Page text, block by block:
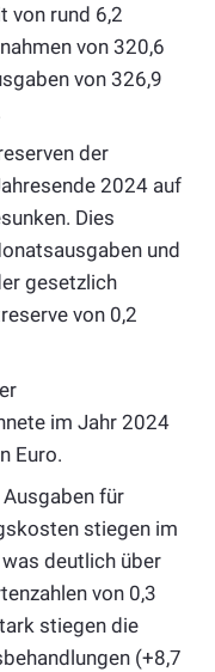
von rund 6,2
von 320,6
von 326,9
der
2024 auf
Dies
und
gesetzlich
von 0,2
im Jahr 2024
Euro.
für
stiegen im
deutlich über
von 0,3
stiegen die
(+8,7